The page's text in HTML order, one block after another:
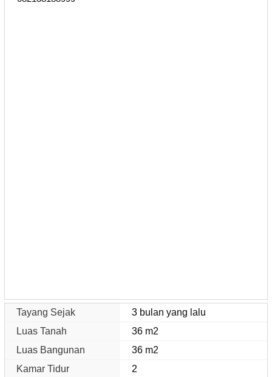
Tayang Sejak
3 bulan yang lalu
Luas Tanah
36 m2
Luas Bangunan
36 m2
Kamar Tidur
2